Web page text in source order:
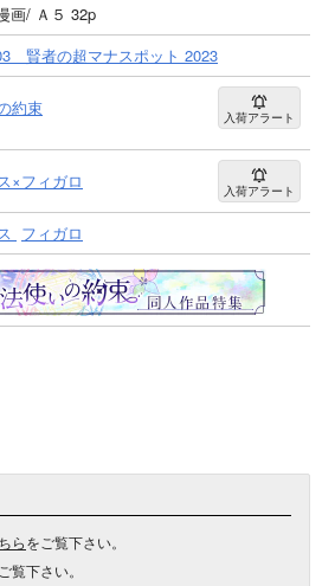
画/ Ａ５ 32p
賢者の超マナスポット 2023
約束 入荷アラート
×フィガロ 入荷アラート
フィガロ
らをご覧下さい。
覧下さい。